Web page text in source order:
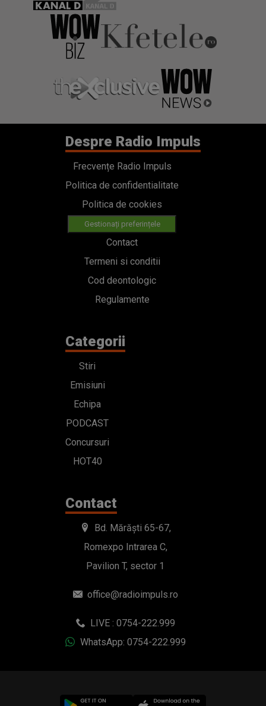
Despre Radio Impuls
Frecvențe Radio Impuls
Politica de confidentialitate
Politica de cookies
Gestionați preferințele
Contact
Termeni si conditii
Cod deontologic
Regulamente
Categorii
Stiri
Emisiuni
Echipa
PODCAST
Concursuri
HOT40
Contact
Bd. Mărăști 65-67,
Romexpo Intrarea C,
Pavilion T, sector 1
office@radioimpuls.ro
LIVE : 0754-222.999
WhatsApp: 0754-222.999